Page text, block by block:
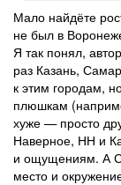
Мало найдёте
не был в
Я так понял,
раз Казань,
к этим городам,
плюшкам
хуже — просто
Наверное, НН и
и ощущениям. А
место и